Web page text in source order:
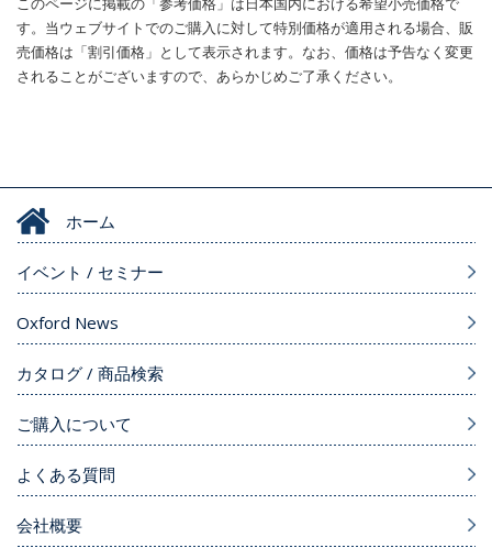
す。当ウェブサイトでのご購入に対して特別価格が適用される場合、販
売価格は「割引価格」として表示されます。なお、価格は予告なく変更
されることがございますので、あらかじめご了承ください。
ホーム
イベント / セミナー
Oxford News
カタログ / 商品検索
ご購入について
よくある質問
会社概要